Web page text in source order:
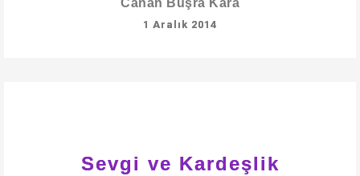
Canan Büşra Kara
1 Aralık 2014
Sevgi ve Kardeşlik